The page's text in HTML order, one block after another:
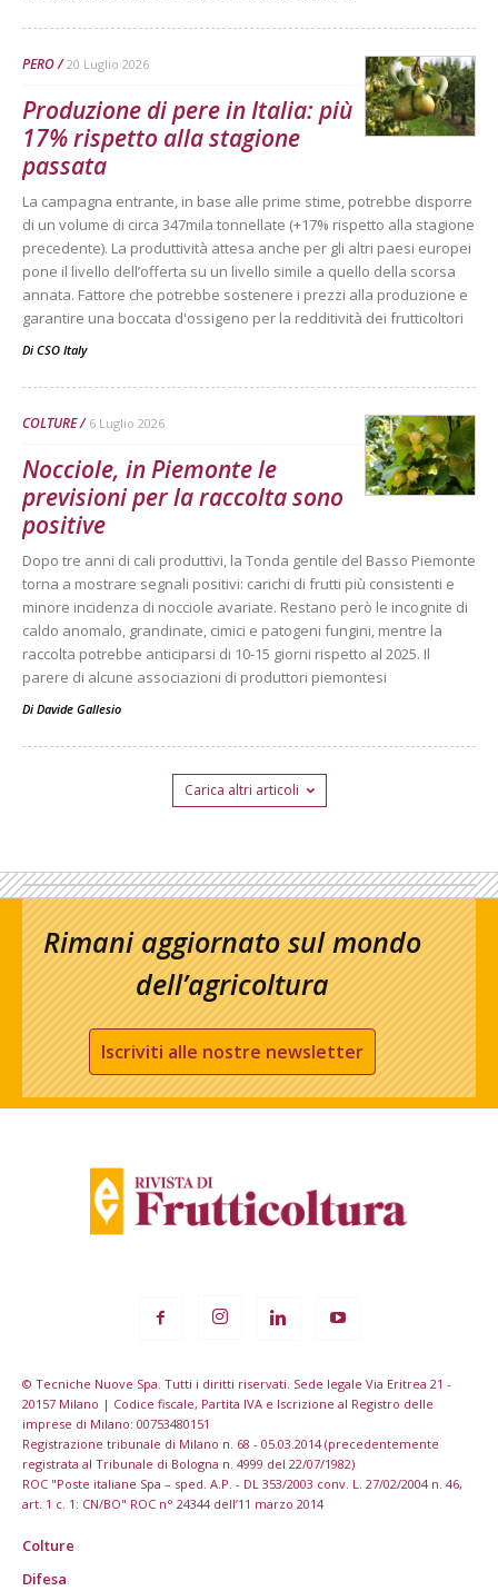
PERO 20 Luglio 2026
Produzione di pere in Italia: più
17% rispetto alla stagione
passata
La campagna entrante, in base alle prime stime, potrebbe disporre
di un volume di circa 347mila tonnellate (+17% rispetto alla stagione
precedente). La produttività attesa anche per gli altri paesi europei
pone il livello dell’offerta su un livello simile a quello della scorsa
annata. Fattore che potrebbe sostenere i prezzi alla produzione e
garantire una boccata d'ossigeno per la redditività dei frutticoltori
Di CSO Italy
COLTURE 6 Luglio 2026
Nocciole, in Piemonte le
previsioni per la raccolta sono
positive
Dopo tre anni di cali produttivi, la Tonda gentile del Basso Piemonte
torna a mostrare segnali positivi: carichi di frutti più consistenti e
minore incidenza di nocciole avariate. Restano però le incognite di
caldo anomalo, grandinate, cimici e patogeni fungini, mentre la
raccolta potrebbe anticiparsi di 10-15 giorni rispetto al 2025. Il
parere di alcune associazioni di produttori piemontesi
Di Davide Gallesio
Carica altri articoli
Rimani aggiornato sul mondo
dell’agricoltura
Iscriviti alle nostre newsletter
© Tecniche Nuove Spa. Tutti i diritti riservati. Sede legale Via Eritrea 21 -
20157 Milano | Codice fiscale, Partita IVA e Iscrizione al Registro delle
imprese di Milano: 00753480151
Registrazione tribunale di Milano n. 68 - 05.03.2014 (precedentemente
registrata al Tribunale di Bologna n. 4999 del 22/07/1982)
ROC "Poste italiane Spa – sped. A.P. - DL 353/2003 conv. L. 27/02/2004 n. 46,
art. 1 c. 1: CN/BO" ROC n° 24344 dell’11 marzo 2014
Colture
Difesa